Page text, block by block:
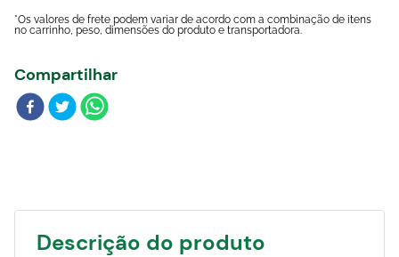
*Os valores de frete podem variar de acordo com a combinação de itens
no carrinho, peso, dimensões do produto e transportadora.
Compartilhar
Descrição do produto
Blog